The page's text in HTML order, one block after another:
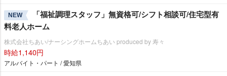
NEW
「福祉調理スタッフ」無資格可/シフト相談可/住宅型有
料老人ホーム
株式会社ちあい/ナーシングホームちあい produced by 寿々
時給1,140円
アルバイト・パート / 愛知県